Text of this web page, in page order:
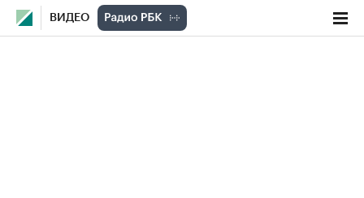
ВИДЕО